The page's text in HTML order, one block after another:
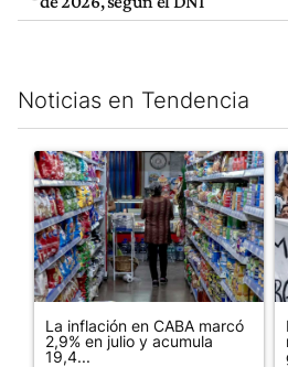
Noticias en Tendencia
Este listado muestra los artículos
Un artículo de tendencia con el
La inflación en CABA marcó
2,9% en julio y acumula
19,4...